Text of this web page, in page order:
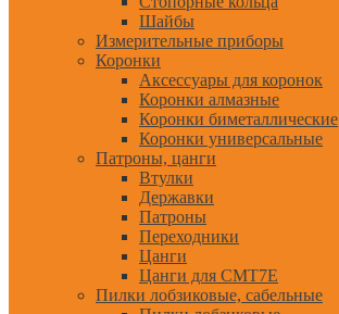
Шайбы
Измерительные приборы
Коронки
Аксессуары для коронок
Коронки алмазные
Коронки биметаллические
Коронки универсальные
Патроны, цанги
Втулки
Державки
Патроны
Переходники
Цанги
Цанги для CMT7E
Пилки лобзиковые, сабельные